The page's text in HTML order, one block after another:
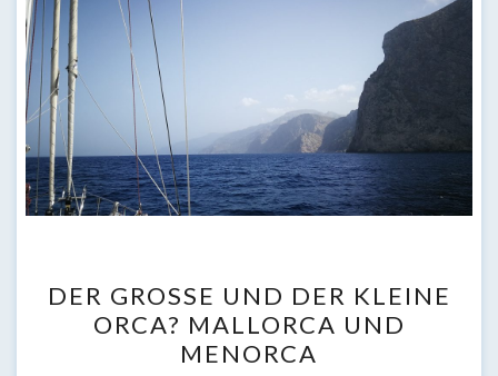
GROSSE U
ND D
ER K
DER GROSSE UND DER KLEINE O
RCA? MALLORCA UND M
ENORCA